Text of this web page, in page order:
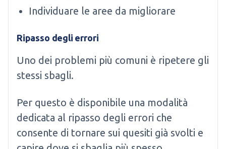
Individuare le aree da migliorare
Ripasso degli errori
Uno dei problemi più comuni è ripetere gli
stessi sbagli.
Per questo è disponibile una modalità
dedicata al ripasso degli errori che
consente di tornare sui quesiti già svolti e